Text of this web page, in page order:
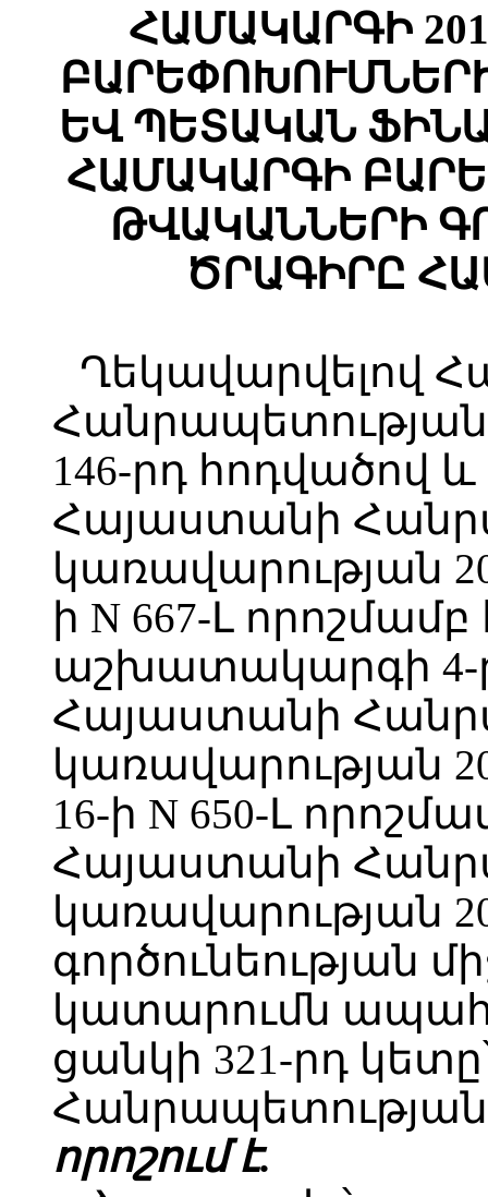
ՀԱՄԱԿԱՐԳԻ
ԵՎ ՊԵՏԱԿԱՆ
ՀԱՄԱԿԱՐԳԻ
ԹՎԱԿԱՆՆԵՐԻ
ԾՐԱԳԻՐԸ
Ղեկավարվելով
146-րդ հոդվածով և
Հայաստանի
կառավարության
ի N 667-Լ
աշխատակարգի 4-
Հայաստանի
կառավարության
16-ի N 650-Լ
Հայաստանի
կառավարության
գործունեության
կատարումն
ցանկի 321-րդ
Հանրապետության
որոշում է.